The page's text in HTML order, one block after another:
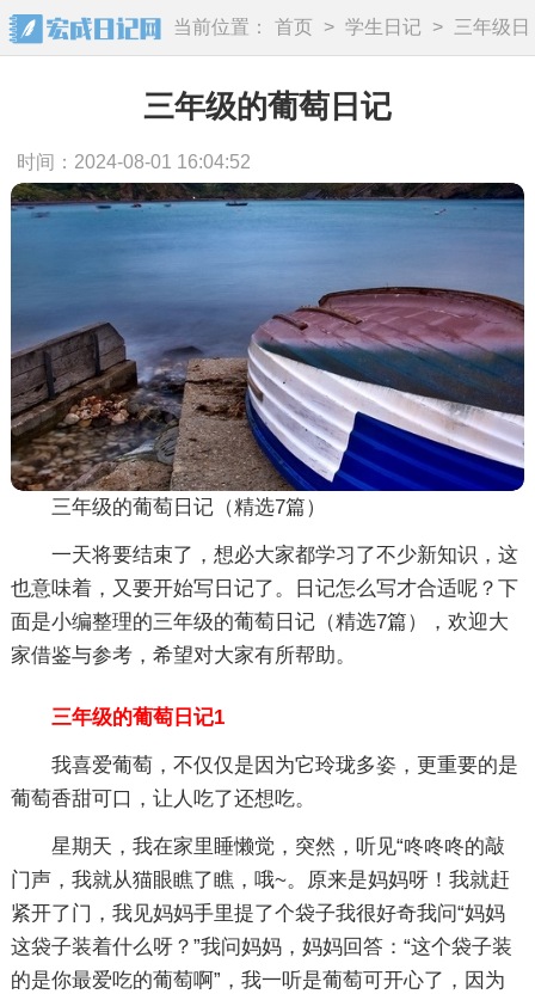
当前位置： 首页 > 学生日记 >
三年级日
记
三年级的葡萄日记
时间：2024-08-01 16:04:52
三年级的葡萄日记（精选7篇）
一天将要结束了，想必大家都学习了不少新知识，这
也意味着，又要开始写日记了。日记怎么写才合适呢？下
面是小编整理的三年级的葡萄日记（精选7篇），欢迎大
家借鉴与参考，希望对大家有所帮助。
三年级的葡萄日记1
我喜爱葡萄，不仅仅是因为它玲珑多姿，更重要的是
葡萄香甜可口，让人吃了还想吃。
星期天，我在家里睡懒觉，突然，听见“咚咚咚的敲
门声，我就从猫眼瞧了瞧，哦~。原来是妈妈呀！我就赶
紧开了门，我见妈妈手里提了个袋子我很好奇我问“妈妈
这袋子装着什么呀？”我问妈妈，妈妈回答：“这个袋子装
的是你最爱吃的葡萄啊”，我一听是葡萄可开心了，因为